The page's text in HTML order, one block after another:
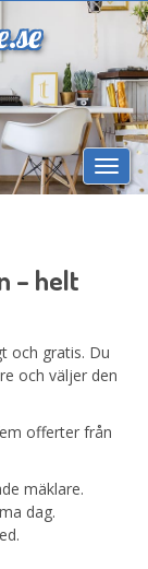
– helt
och gratis. Du
och väljer den
offerter från
mäklare.
dag.